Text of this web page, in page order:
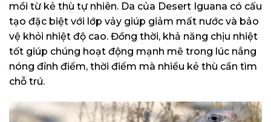
mồi từ kẻ thù tự nhiên. Da của Desert Iguana có cấu
tạo đặc biệt với lớp vảy giúp giảm mất nước và bảo
vệ khỏi nhiệt độ cao. Đồng thời, khả năng chịu nhiệt
tốt giúp chúng hoạt động mạnh mẽ trong lúc nắng
nóng đỉnh điểm, thời điểm mà nhiều kẻ thù cần tìm
chỗ trú.